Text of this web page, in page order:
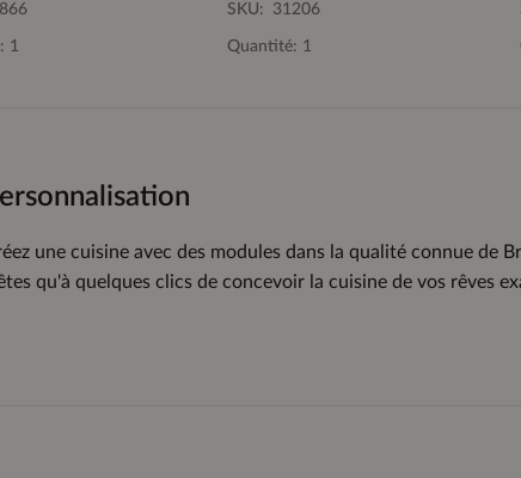
1
SKU: 31206
Quantité: 1
une cuisine avec des modules dans la qualité connue de
qu'à quelques clics de concevoir la cuisine de vos rêves